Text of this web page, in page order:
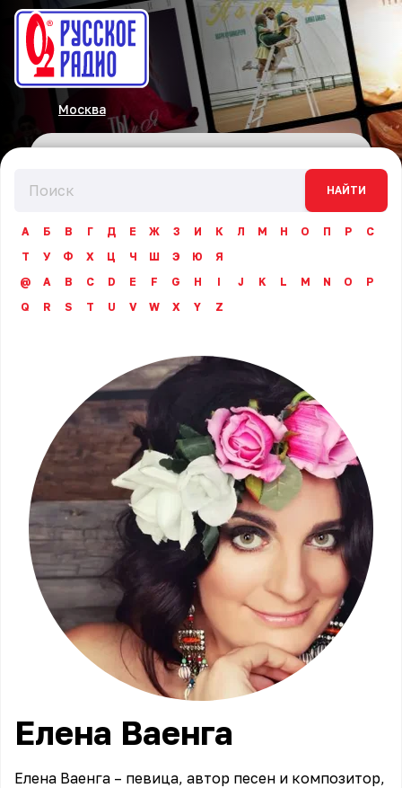
Москва
НАЙТИ
А Б В Г Д Е Ж З И К Л М Н О П Р
С
Т
У Ф Х Ц Ч Ш Э Ю
Я
@
A B C D E F G H I J K L M N O
P
Q
R S T U V W X Y Z
Елена Ваенга
Елена Ваенга – певица, автор песен и композитор,